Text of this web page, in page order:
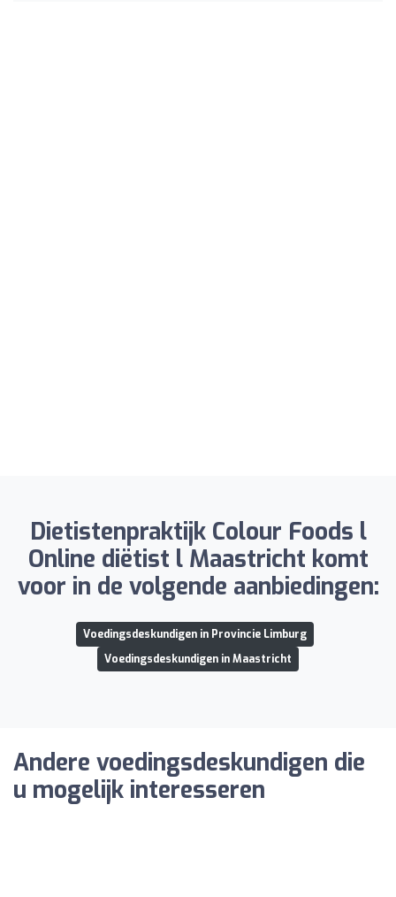
Dietistenpraktijk Colour Foods l
Online diëtist l Maastricht komt
voor in de volgende aanbiedingen:
Voedingsdeskundigen in Provincie Limburg
Voedingsdeskundigen in Maastricht
Andere voedingsdeskundigen die
u mogelijk interesseren